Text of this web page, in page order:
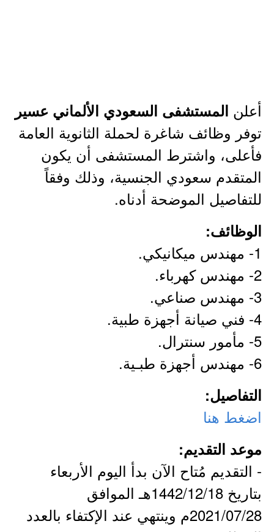
أعلن المستشفى السعودي الألماني عسير
توفر وظائف شاغرة لحملة الثانوية العامة
فأعلى، واشترط المستشفى أن يكون
المتقدم سعودي الجنسية، وذلك وفقاً
للتفاصيل الموضحة أدناه.
الوظائف:
1- مهندس ميكانيكي.
2- مهندس كهرباء.
3- مهندس صناعي.
4- فني صيانة أجهزة طبية.
5- مأمور سنترال.
6- مهندس أجهزة طبـية.
التفاصيل:
اضغط هنا
موعد التقديم:
- التقديم مُتاح الآن بدأ اليوم الأربعاء
بتاريخ 1442/12/18هـ الموافق
2021/07/28م وينتهي عند الإكتفاء بالعدد